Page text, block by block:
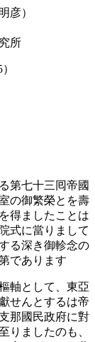
彦）
所
第七十三囘帝國
の御繁榮とを壽
得ましたことは
式に當りまして
る深き御軫念の
であります
軸として、東亞
せんとするは帝
那國民政府に對
りましたのも、